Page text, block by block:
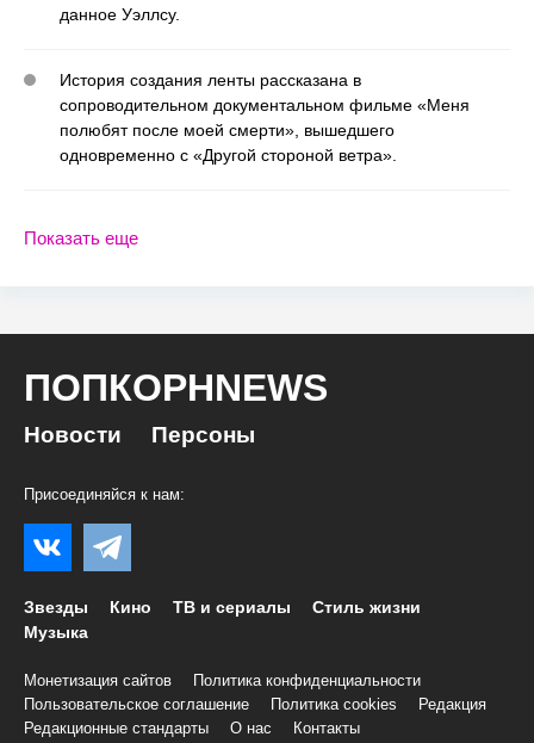
данное Уэллсу.
История создания ленты рассказана в
сопроводительном документальном фильме «Меня
полюбят после моей смерти», вышедшего
одновременно с «Другой стороной ветра».
Показать еще
ПОПКОРНNEWS
Новости Персоны
Присоединяйся к нам:
Звезды Кино ТВ и сериалы
Стиль жизни
Музыка
Монетизация сайтов
Политика конфиденциальности
Пользовательское соглашение
Политика cookies
Редакция
Редакционные стандарты
О нас
Контакты